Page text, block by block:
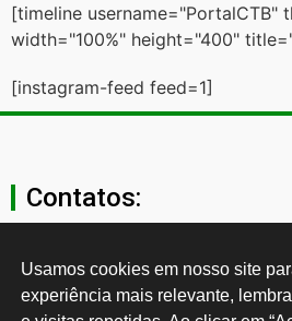
[timeline username="PortalCTB"
width="100%" height="400"
[instagram-feed feed=1]
Contatos:
11 3874-
Usamos cookies em nosso site
experiência mais relevante,